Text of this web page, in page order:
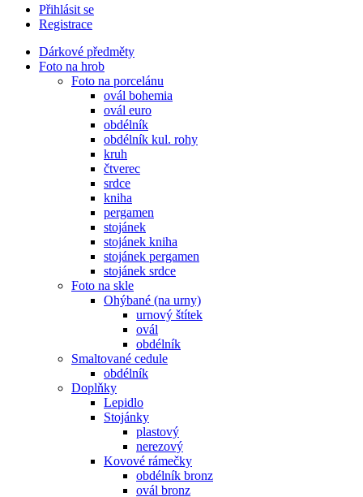
Přihlásit se
Registrace
Dárkové předměty
Foto na hrob
Foto na porcelánu
ovál bohemia
ovál euro
obdélník
obdélník kul. rohy
kruh
čtverec
srdce
kniha
pergamen
stojánek
stojánek kniha
stojánek pergamen
stojánek srdce
Foto na skle
Ohýbané (na urny)
urnový štítek
ovál
obdélník
Smaltované cedule
obdélník
Doplňky
Lepidlo
Stojánky
plastový
nerezový
Kovové rámečky
obdélník bronz
ovál bronz